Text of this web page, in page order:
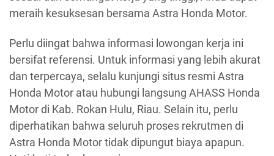
meraih kesuksesan bersama Astra Honda Motor.
Perlu diingat bahwa informasi lowongan kerja ini
bersifat referensi. Untuk informasi yang lebih akurat
dan terpercaya, selalu kunjungi situs resmi Astra
Honda Motor atau hubungi langsung AHASS Honda
Motor di Kab. Rokan Hulu, Riau. Selain itu, perlu
diperhatikan bahwa seluruh proses rekrutmen di
Astra Honda Motor tidak dipungut biaya apapun.